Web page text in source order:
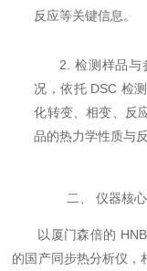
反应等关键信息。
2. 检测样品与
况，依托 DSC 检
化转变、相变、反
品的热力学性质与
二、 仪器核
以厦门森倍的
的国产同步热分析仪，